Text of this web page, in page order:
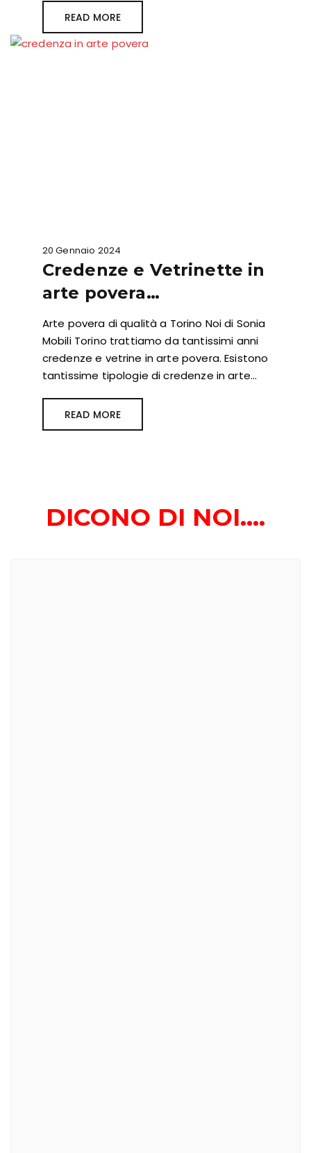
READ MORE
20 Gennaio 2024
Credenze e Vetrinette in
arte povera…
Arte povera di qualità a Torino Noi di Sonia
Mobili Torino trattiamo da tantissimi anni
credenze e vetrine in arte povera. Esistono
tantissime tipologie di credenze in arte…
READ MORE
DICONO DI NOI….